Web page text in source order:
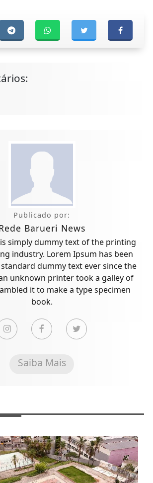
Publicado por:
Barueri News
simply dummy text of the printing
industry. Lorem Ipsum has been
dummy text ever since the
unknown printer took a galley of
it to make a type specimen
book.
Saiba Mais